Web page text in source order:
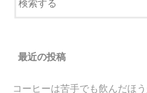
最近の投稿
コーヒーは苦手でも飲んだほ